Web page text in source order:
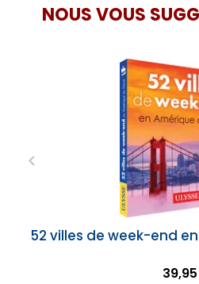
NOUS VOUS
52 villes de week-end